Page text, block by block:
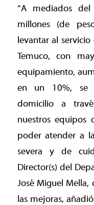
“A mediados
millones (de
levantar al
Temuco, con
equipamiento,
en un 10%, se
domicilio a
nuestros equipos
poder atender a
severa y de
Director(s) del
José Miguel
las mejoras,